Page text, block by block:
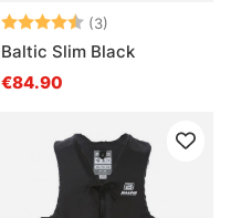
Arvio: (3)
Baltic Slim Black
€84.90